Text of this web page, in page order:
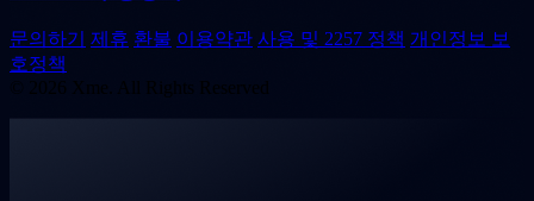
문의하기 제휴 환불 이용약관 사용 및 2257 정책 개인정보 보
호정책
© 2026 Xme. All Rights Reserved